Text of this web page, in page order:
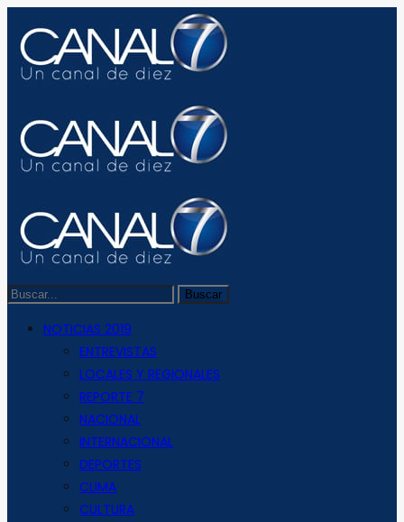
NOTICIAS 2019
ENTREVISTAS
LOCALES Y REGIONALES
REPORTE 7
NACIONAL
INTERNACIONAL
DEPORTES
CLIMA
CULTURA